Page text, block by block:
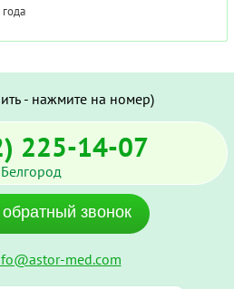
- нажмите на номер)
225-14-07
Белгород
обратный звонок
med.com